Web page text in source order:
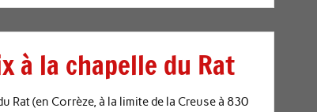
à la chapelle du Rat
Rat (en Corrèze, à la limite de la Creuse à 830